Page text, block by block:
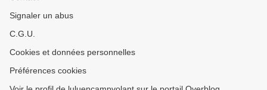
Signaler un abus
C.G.U.
Cookies et données personnelles
Préférences cookies